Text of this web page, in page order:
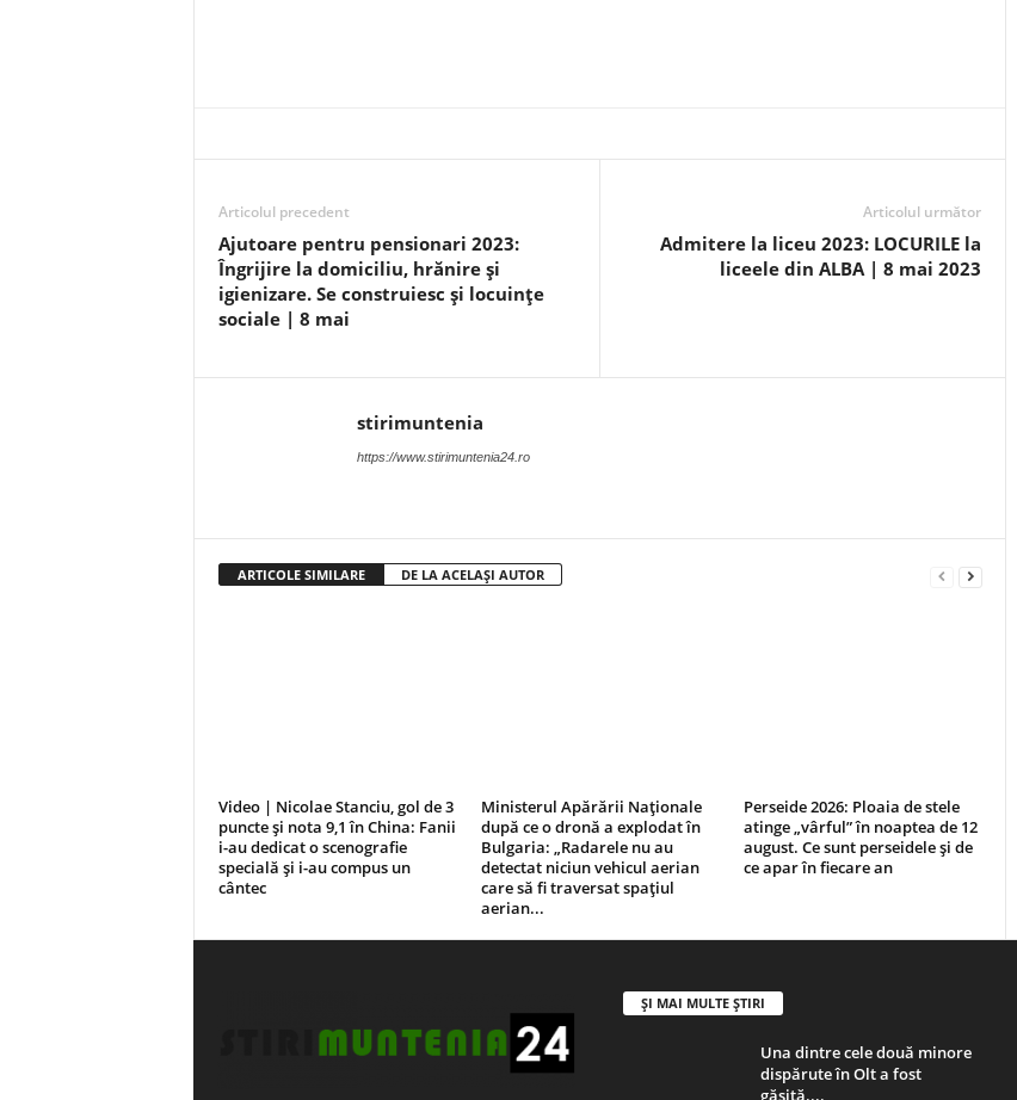
Articolul precedent
Ajutoare pentru pensionari 2023:
Îngrijire la domiciliu, hrănire şi
igienizare. Se construiesc și locuințe
sociale | 8 mai
Articolul următor
Admitere la liceu 2023: LOCURILE la
liceele din ALBA | 8 mai 2023
stirimuntenia
https://www.stirimuntenia24.ro
ARTICOLE SIMILARE DE LA ACELAȘI AUTOR
Video | Nicolae Stanciu, gol de 3
puncte și nota 9,1 în China: Fanii
i-au dedicat o scenografie
specială și i-au compus un
cântec
Ministerul Apărării Naționale
după ce o dronă a explodat în
Bulgaria: „Radarele nu au
detectat niciun vehicul aerian
care să fi traversat spațiul
aerian...
Perseide 2026: Ploaia de stele
atinge „vârful” în noaptea de 12
august. Ce sunt perseidele și de
ce apar în fiecare an
ȘI MAI MULTE ȘTIRI
Una dintre cele două minore
dispărute în Olt a fost
găsită....